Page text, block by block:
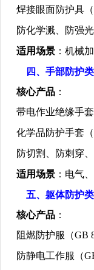
焊接眼面防护具
防化学溅、防强
适用场景 ：机械
四、手部防护类
核心产品 ：
带电作业绝缘手
化学品防护手套（
防切割、防刺穿
适用场景 ：电气
五、躯体防护类
核心产品 ：
阻燃防护服（GB
防静电工作服（